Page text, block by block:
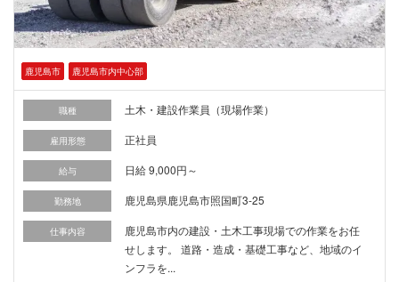
鹿児島市 鹿児島市内中心部
職種 土木・建設作業員（現場作業）
雇用形態 正社員
給与 日給 9,000円～
勤務地 鹿児島県鹿児島市照国町3-25
仕事内容
鹿児島市内の建設・土木工事現場での作業をお任
せします。 道路・造成・基礎工事など、地域のイ
ンフラを...